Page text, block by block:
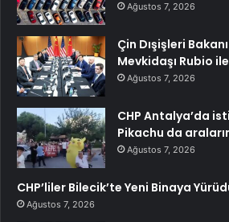
Ağustos 7, 2026
Çin Dışişleri
Mevkidaşı Rubio
Ağustos 7, 2026
CHP Antalya’da
Pikachu da
Ağustos 7, 2026
CHP’liler Bilecik’te Yeni Binaya
Ağustos 7, 2026